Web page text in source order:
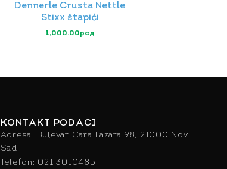
Dennerle Crusta Nettle
Stixx štapići
1,000.00рсд
KONTAKT PODACI
Adresa: Bulevar Cara Lazara 98, 21000 Novi
Sad
Telefon: 021 3010485